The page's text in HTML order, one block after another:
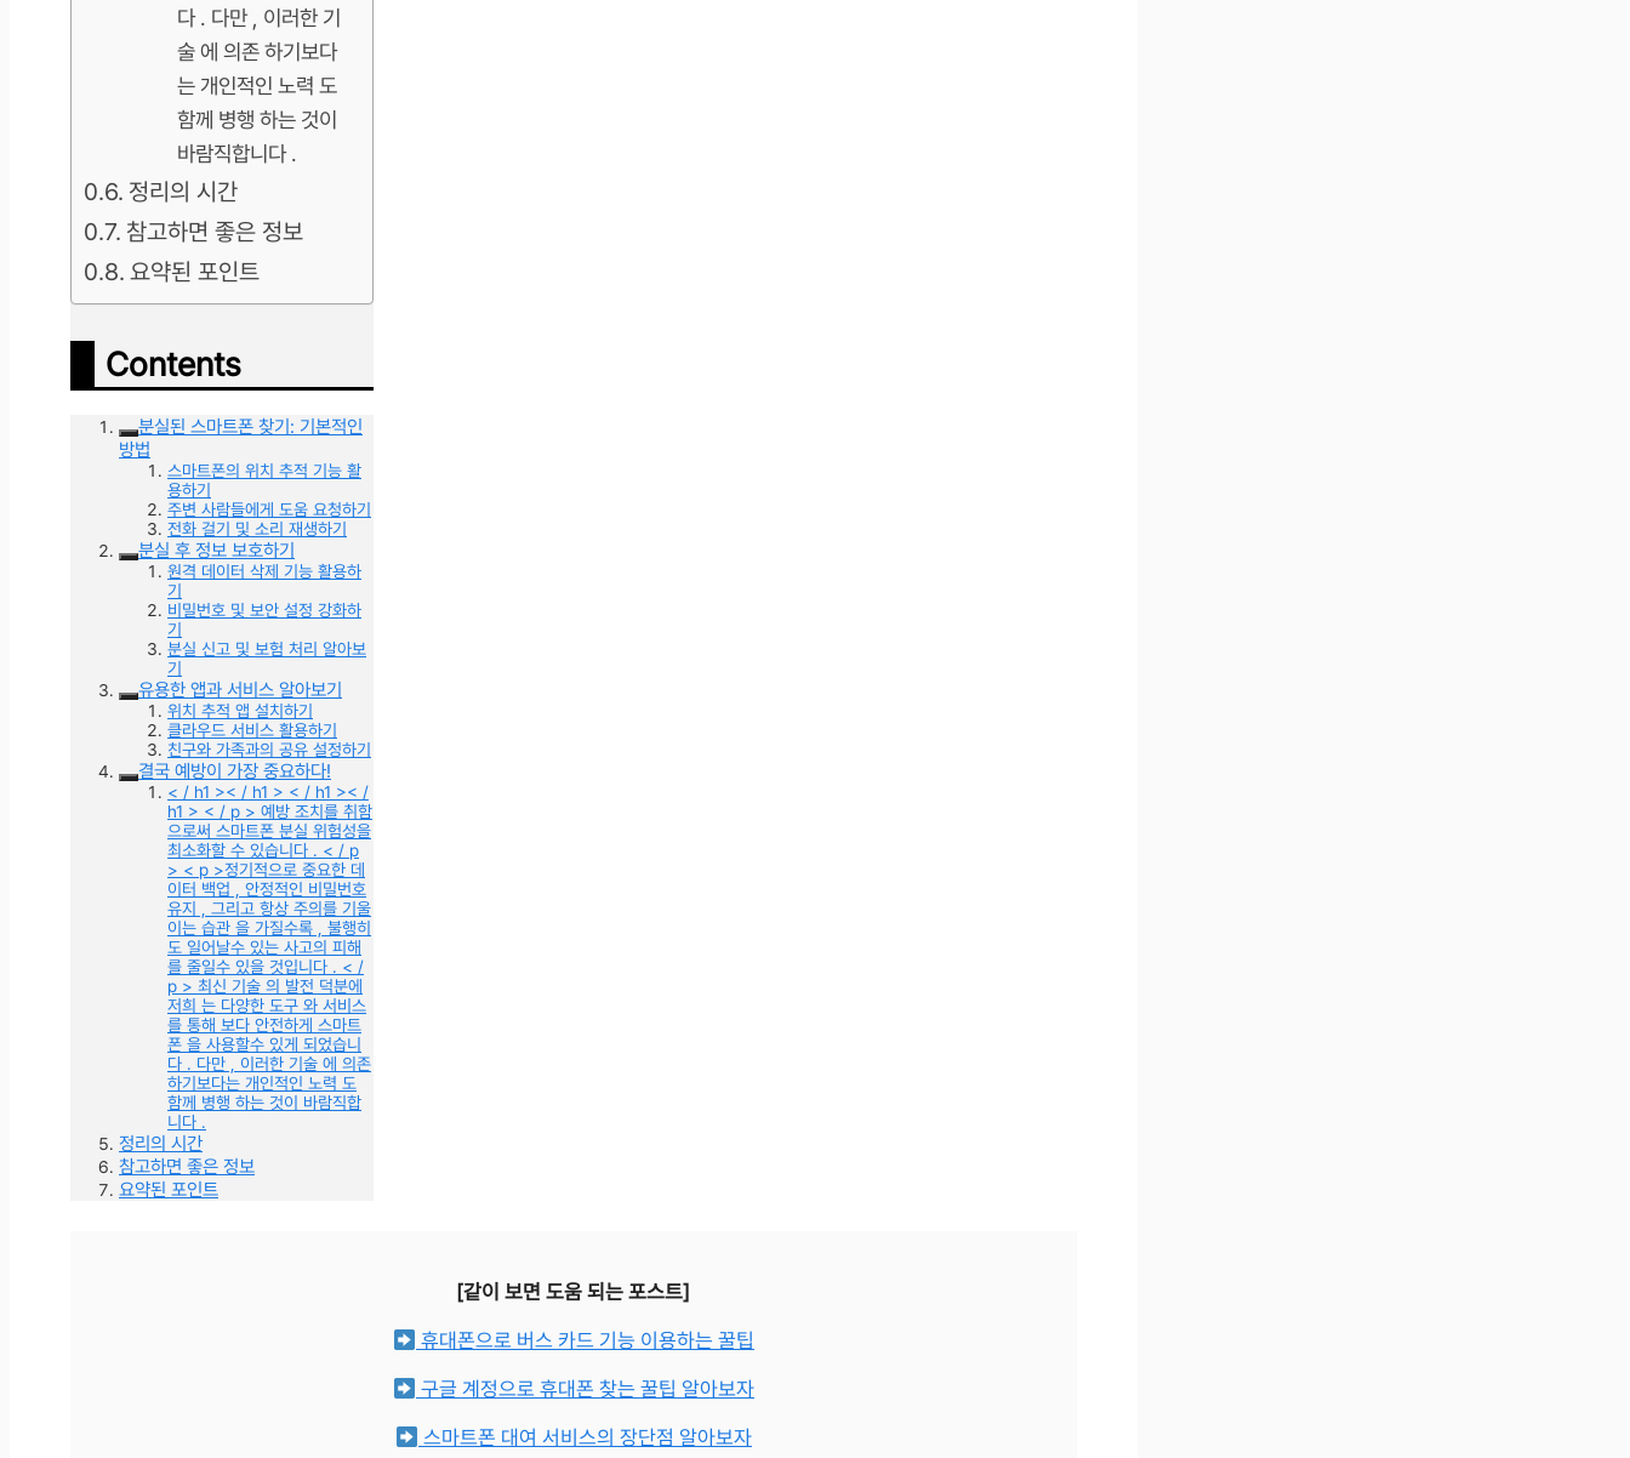
다 . 다만 , 이러한 기
술 에 의존 하기보다
는 개인적인 노력 도
함께 병행 하는 것이
바람직합니다 .
정리의 시간
참고하면 좋은 정보
요약된 포인트
Contents
분실된 스마트폰 찾기: 기본적인
방법
스마트폰의 위치 추적 기능 활
용하기
주변 사람들에게 도움 요청하기
전화 걸기 및 소리 재생하기
분실 후 정보 보호하기
원격 데이터 삭제 기능 활용하
기
비밀번호 및 보안 설정 강화하
기
분실 신고 및 보험 처리 알아보
기
유용한 앱과 서비스 알아보기
위치 추적 앱 설치하기
클라우드 서비스 활용하기
친구와 가족과의 공유 설정하기
결국 예방이 가장 중요하다!
< / h1 >< / h1 > < / h1 >< /
h1 > < / p > 예방 조치를 취함
으로써 스마트폰 분실 위험성을
최소화할 수 있습니다 . < / p
> < p >정기적으로 중요한 데
이터 백업 , 안정적인 비밀번호
유지 , 그리고 항상 주의를 기울
이는 습관 을 가질수록 , 불행히
도 일어날수 있는 사고의 피해
를 줄일수 있을 것입니다 . < /
p > 최신 기술 의 발전 덕분에
저희 는 다양한 도구 와 서비스
를 통해 보다 안전하게 스마트
폰 을 사용할수 있게 되었습니
다 . 다만 , 이러한 기술 에 의존
하기보다는 개인적인 노력 도
함께 병행 하는 것이 바람직합
니다 .
정리의 시간
참고하면 좋은 정보
요약된 포인트
[같이 보면 도움 되는 포스트]
휴대폰으로 버스 카드 기능 이용하는 꿀팁
구글 계정으로 휴대폰 찾는 꿀팁 알아보자
스마트폰 대여 서비스의 장단점 알아보자